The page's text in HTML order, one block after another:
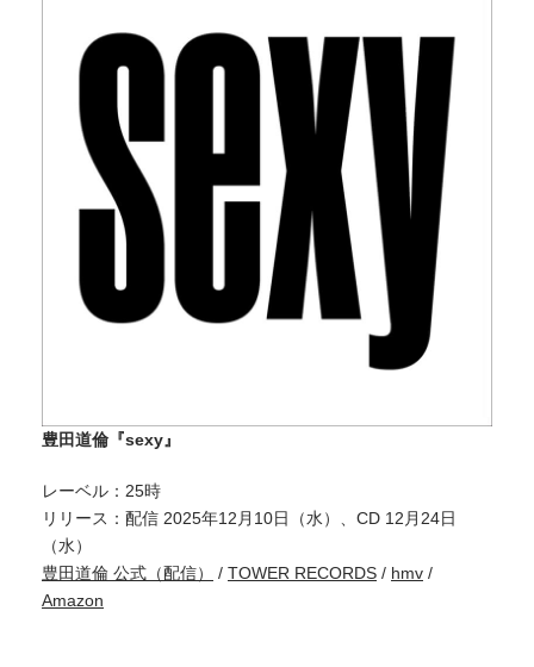
豊田道倫『sexy』
レーベル：25時
リリース：配信 2025年12月10日（水）、CD 12月24日
（水）
豊田道倫 公式（配信）
/ TOWER RECORDS / hmv /
Amazon